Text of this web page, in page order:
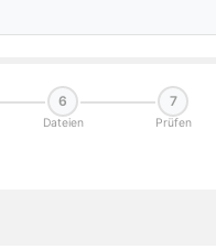
6
Dateien
7
Prüfen